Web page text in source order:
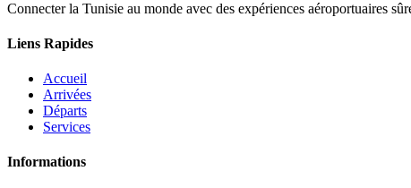
Connecter la Tunisie au monde avec des expériences aéroportuaires
Liens Rapides
Accueil
Arrivées
Départs
Services
Informations